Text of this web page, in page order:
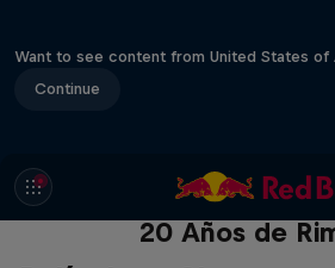
Want to see content from United States of
Continue
Red Bull Batalla
20 Años de